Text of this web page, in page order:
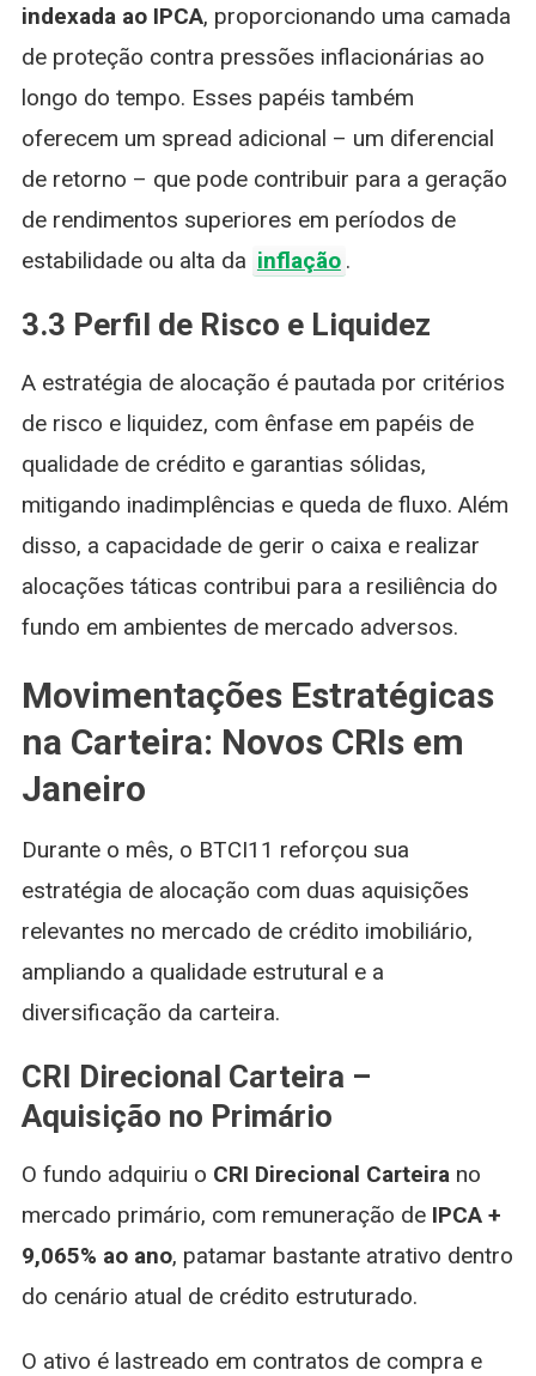
indexada ao IPCA, proporcionando uma camada
de proteção contra pressões inflacionárias ao
longo do tempo. Esses papéis também
oferecem um spread adicional – um diferencial
de retorno – que pode contribuir para a geração
de rendimentos superiores em períodos de
estabilidade ou alta da inflação .
3.3 Perfil de Risco e Liquidez
A estratégia de alocação é pautada por critérios
de risco e liquidez, com ênfase em papéis de
qualidade de crédito e garantias sólidas,
mitigando inadimplências e queda de fluxo. Além
disso, a capacidade de gerir o caixa e realizar
alocações táticas contribui para a resiliência do
fundo em ambientes de mercado adversos.
Movimentações Estratégicas
na Carteira: Novos CRIs em
Janeiro
Durante o mês, o BTCI11 reforçou sua
estratégia de alocação com duas aquisições
relevantes no mercado de crédito imobiliário,
ampliando a qualidade estrutural e a
diversificação da carteira.
CRI Direcional Carteira –
Aquisição no Primário
O fundo adquiriu o CRI Direcional Carteirano
mercado primário, com remuneração de IPCA +
9,065% ao ano, patamar bastante atrativo dentro
do cenário atual de crédito estruturado.
O ativo é lastreado em contratos de compra e